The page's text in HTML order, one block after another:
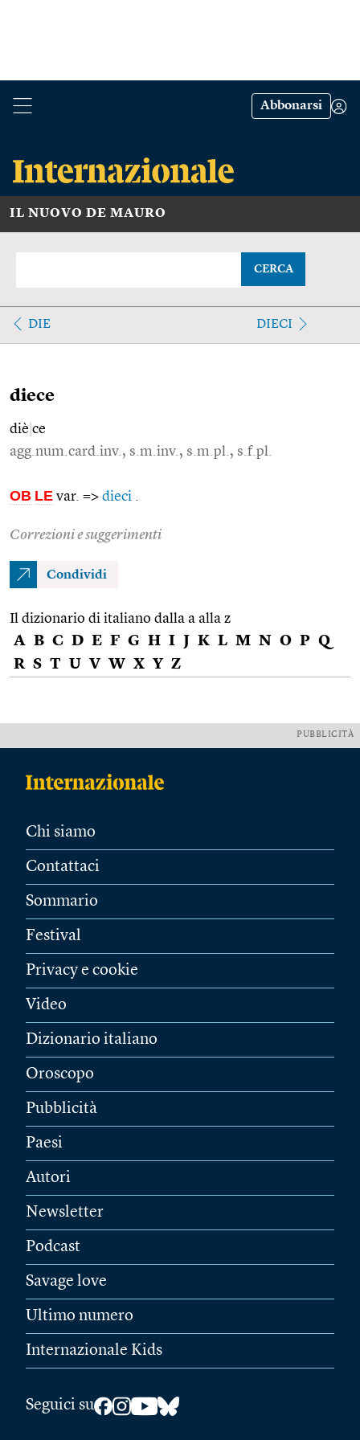
Abbonarsi
IL NUOVO DE MAURO
CERCA
DIE DIECI
diece
diè ce
agg.num.card.inv., s.m.inv., s.m.pl., s.f.pl.
OB LE var. => dieci
Correzioni e suggerimenti
Condividi
Il dizionario di italiano dalla a alla z
A B C D E F G H I J K L M N O P Q
R S T U V W X Y Z
PUBBLICITÀ
Chi siamo
Contattaci
Sommario
Festival
Privacy e cookie
Video
Dizionario italiano
Oroscopo
Pubblicità
Paesi
Autori
Newsletter
Podcast
Savage love
Ultimo numero
Internazionale Kids
Seguici su